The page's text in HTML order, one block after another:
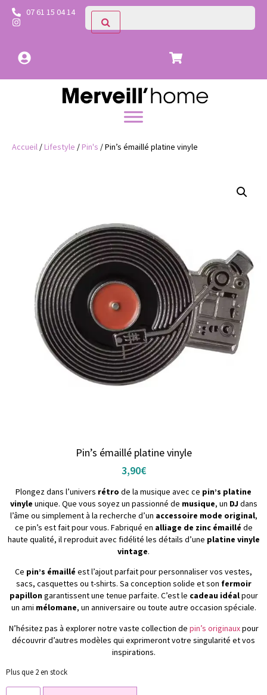
07 61 15 04 14
Accueil /Lifestyle /Pin's / Pin’s émaillé platine vinyle
Pin’s émaillé platine vinyle
3,90€
Plongez dans l’univers rétro de la musique avec ce pin’s platine
vinyle unique. Que vous soyez un passionné de musique, un DJdans
l’âme ou simplement à la recherche d’un accessoire mode original,
ce pin’s est fait pour vous. Fabriqué en alliage de zinc émaillé de
haute qualité, il reproduit avec fidélité les détails d’une platine vinyle
vintage.
Ce pin’s émaillé est l’ajout parfait pour personnaliser vos vestes,
sacs, casquettes ou t-shirts. Sa conception solide et son fermoir
papillongarantissent une tenue parfaite. C’est le cadeau idéalpour
un ami mélomane, un anniversaire ou toute autre occasion spéciale.
N’hésitez pas à explorer notre vaste collection de pin’s originauxpour
découvrir d’autres modèles qui exprimeront votre singularité et vos
inspirations.
Plus que 2 en stock